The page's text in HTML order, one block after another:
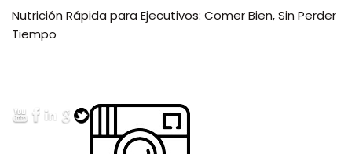
Nutrición Rápida para Ejecutivos: Comer Bien, Sin Perder
Tiempo